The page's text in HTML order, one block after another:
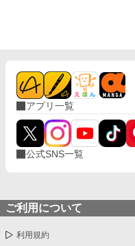
アプリ一覧
公式SNS一覧
ご利用について
利用規約